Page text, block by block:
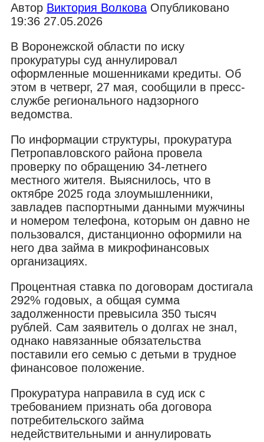
Автор Виктория Волкова Опубликовано
19:36 27.05.2026
В Воронежской области по иску
прокуратуры суд аннулировал
оформленные мошенниками кредиты. Об
этом в четверг, 27 мая, сообщили в пресс-
службе регионального надзорного
ведомства.
По информации структуры, прокуратура
Петропавловского района провела
проверку по обращению 34-летнего
местного жителя. Выяснилось, что в
октябре 2025 года злоумышленники,
завладев паспортными данными мужчины
и номером телефона, которым он давно не
пользовался, дистанционно оформили на
него два займа в микрофинансовых
организациях.
Процентная ставка по договорам достигала
292% годовых, а общая сумма
задолженности превысила 350 тысяч
рублей. Сам заявитель о долгах не знал,
однако навязанные обязательства
поставили его семью с детьми в трудное
финансовое положение.
Прокуратура направила в суд иск с
требованием признать оба договора
потребительского займа
недействительными и аннулировать